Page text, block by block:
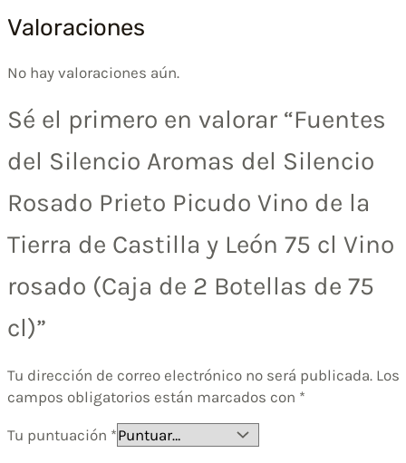
Valoraciones
No hay valoraciones aún.
Sé el primero en valorar “Fuentes
del Silencio Aromas del Silencio
Rosado Prieto Picudo Vino de la
Tierra de Castilla y León 75 cl Vino
rosado (Caja de 2 Botellas de 75
cl)”
Tu dirección de correo electrónico no será publicada. Los
campos obligatorios están marcados con *
Tu puntuación *